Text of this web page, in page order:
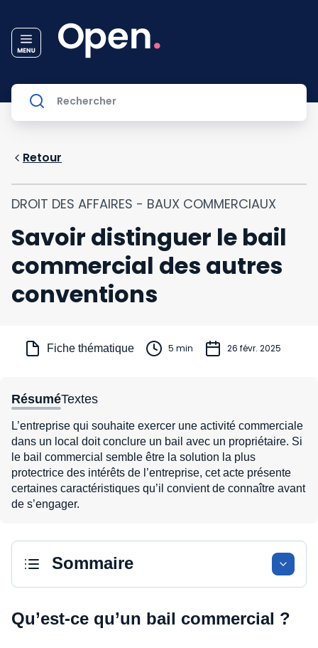
Retour
DROIT DES AFFAIRES - BAUX COMMERCIAUX
Savoir distinguer le bail
commercial des autres
conventions
Fiche thématique 5 min 26 févr. 2025
RésuméTextes
L’entreprise qui souhaite exercer une activité commerciale
dans un local doit conclure un bail avec un propriétaire. Si
le bail commercial semble être la solution la plus
protectrice des intérêts de l’entreprise, cet acte présente
certaines caractéristiques qu’il convient de connaître avant
de s’engager.
Sommaire
Qu’est-ce qu’un bail commercial ?